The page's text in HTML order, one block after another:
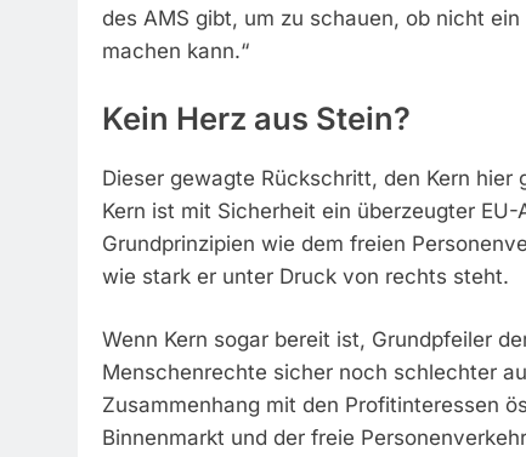
des AMS gibt, um zu schauen, ob nicht
machen kann.“
Kein Herz aus Stein?
Dieser gewagte Rückschritt, den Kern
Kern ist mit Sicherheit ein überzeugter
Grundprinzipien wie dem freien
wie stark er unter Druck von rechts steht.
Wenn Kern sogar bereit ist, Grundpfeiler
Menschenrechte sicher noch schlechter
Zusammenhang mit den Profitinteressen
Binnenmarkt und der freie